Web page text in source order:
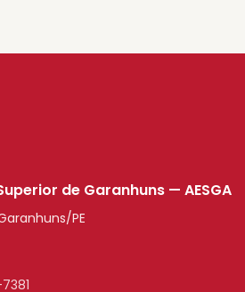
de Garanhuns — AESGA
PE